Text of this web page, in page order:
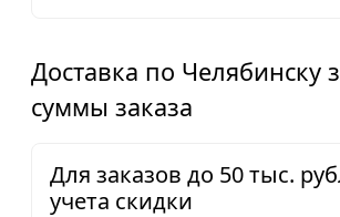
Доставка по Челябинску
суммы заказа
Для заказов до 50 тыс.
учета скидки